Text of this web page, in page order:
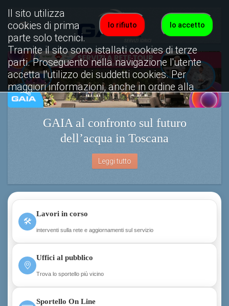
GAIA al confronto sul futuro
dell’acqua in Toscana
Leggi tutto
🛠
Lavori in corso
interventi sulla rete e aggiornamenti sul servizio
Uffici al pubblico
Trova lo sportello più vicino
Sportello On Line
Io accetto
Io rifiuto
Il sito utilizza
cookies di prima
parte solo tecnici.
Tramite il sito sono istallati cookies di terze
parti. Proseguento nella navigazione l'utente
accetta l'utilizzo dei suddetti cookies. Per
maggiori informazioni, anche in ordine alla
disattivazione, è possibile consultare
l'informativa cookies completa.
Visualizza informativa completa.